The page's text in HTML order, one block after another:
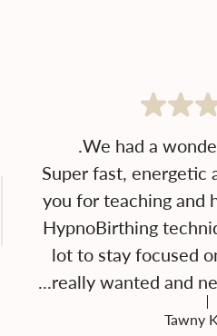
Super fast, energetic
you for teaching and
HypnoBirthing
lot to stay focused
really wanted and
Tawny